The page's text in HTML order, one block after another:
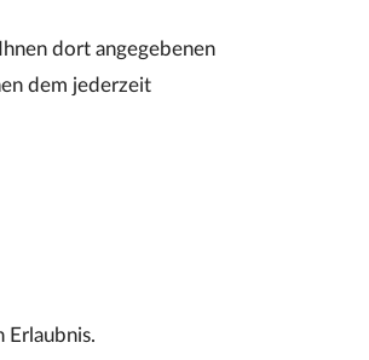
dort angegebenen
dem jederzeit